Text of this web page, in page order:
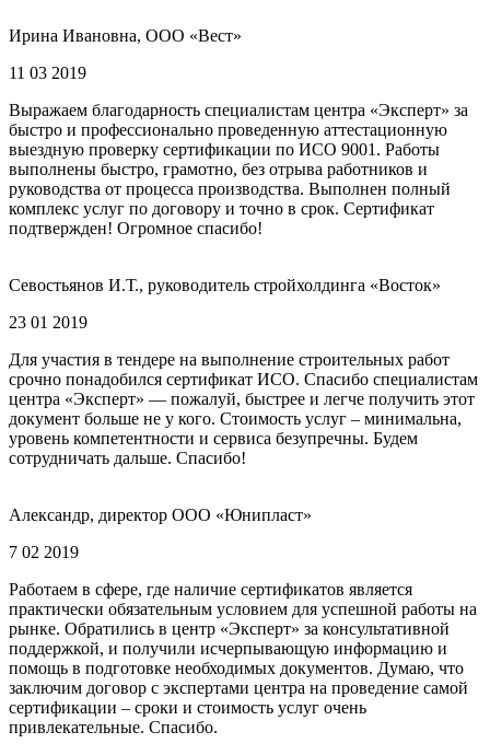
Ирина Ивановна, ООО «Вест»
11 03 2019
Выражаем благодарность специалистам центра «Эксперт» за
быстро и профессионально проведенную аттестационную
выездную проверку сертификации по ИСО 9001. Работы
выполнены быстро, грамотно, без отрыва работников и
руководства от процесса производства. Выполнен полный
комплекс услуг по договору и точно в срок. Сертификат
подтвержден! Огромное спасибо!
Севостьянов И.Т., руководитель стройхолдинга «Восток»
23 01 2019
Для участия в тендере на выполнение строительных работ
срочно понадобился сертификат ИСО. Спасибо специалистам
центра «Эксперт» — пожалуй, быстрее и легче получить этот
документ больше не у кого. Стоимость услуг – минимальна,
уровень компетентности и сервиса безупречны. Будем
сотрудничать дальше. Спасибо!
Александр, директор ООО «Юнипласт»
7 02 2019
Работаем в сфере, где наличие сертификатов является
практически обязательным условием для успешной работы на
рынке. Обратились в центр «Эксперт» за консультативной
поддержкой, и получили исчерпывающую информацию и
помощь в подготовке необходимых документов. Думаю, что
заключим договор с экспертами центра на проведение самой
сертификации – сроки и стоимость услуг очень
привлекательные. Спасибо.